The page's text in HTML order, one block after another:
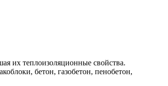
их теплоизоляционные свойства.
бетон, газобетон, пенобетон,